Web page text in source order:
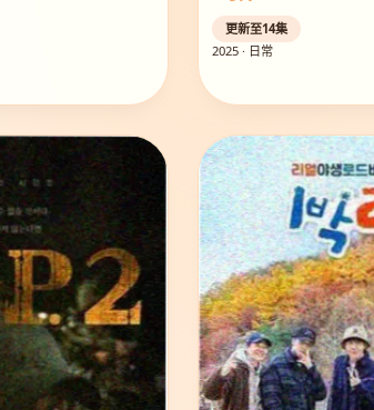
更新至14集
2025 · 日常